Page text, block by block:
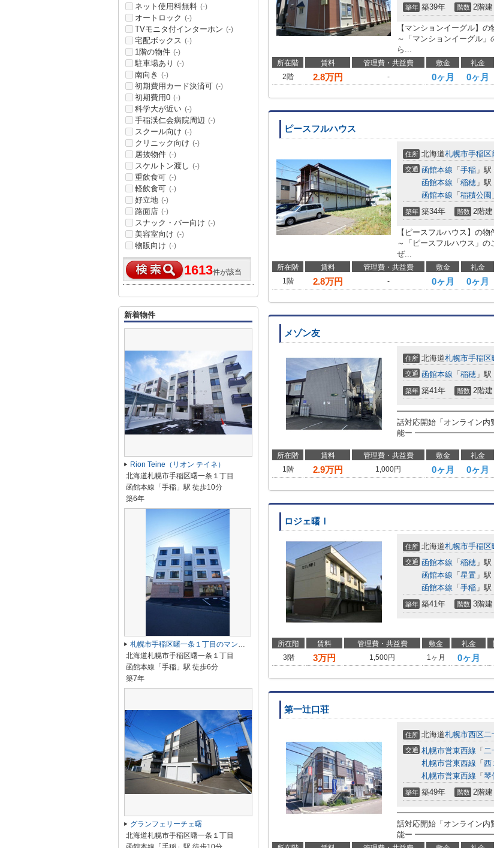
築年 築39年 階数 2階建
【マンションイーグル】
～「マンションイーグル
ら...
所在階 賃料 管理費・共益費 敷金 礼金
2階
2.8万円 - 0ヶ月 0ヶ月
ピースフルハウス
住所 北海道札幌市手稲区
交通 函館本線 「 手稲 」
函館本線 「 稲穂 」
函館本線 「 稲積公園
築年 築34年 階数 2階建
【ピースフルハウス】の
～「ピースフルハウス」
ぜ...
所在階 賃料 管理費・共益費 敷金 礼金
1階
2.8万円 - 0ヶ月 0ヶ月
メゾン友
住所 北海道札幌市手稲区
交通 函館本線 「 稲穂 」
築年 築41年 階数 2階建
話対応開始「オンライン
能ー
所在階 賃料 管理費・共益費 敷金 礼金
1階
2.9万円 1,000円 0ヶ月 0ヶ月
ロジェ曙Ⅰ
住所 北海道札幌市手稲区
交通 函館本線 「 稲穂 」
函館本線 「 星置 」
函館本線 「 手稲 」
築年 築41年 階数 3階建
所在階 賃料 管理費・共益費 敷金 礼金
3階
3万円 1,500円 1ヶ月 0ヶ月
第一辻口荘
住所 北海道札幌市西区二
交通 札幌市営東西線 「 二
札幌市営東西線 「 西
札幌市営東西線 「 琴
築年 築49年 階数 2階建
話対応開始「オンライン
能ー
ネット使用料無料 (-)
オートロック (-)
TVモニタ付インターホン (-)
宅配ボックス (-)
1階の物件 (-)
駐車場あり (-)
南向き (-)
初期費用カード決済可 (-)
初期費用0 (-)
科学大が近い (-)
手稲渓仁会病院周辺 (-)
スクール向け (-)
クリニック向け (-)
居抜物件 (-)
スケルトン渡し (-)
重飲食可 (-)
軽飲食可 (-)
好立地 (-)
路面店 (-)
スナック・バー向け (-)
美容室向け (-)
物販向け (-)
1613件が該当
新着物件
Rion Teine（リオン テイネ）
北海道札幌市手稲区曙一条１丁目
函館本線「手稲」駅 徒歩10分
築6年
札幌市手稲区曙一条１丁目のマンション
北海道札幌市手稲区曙一条１丁目
函館本線「手稲」駅 徒歩6分
築7年
グランフェリーチェ曙
北海道札幌市手稲区曙一条１丁目